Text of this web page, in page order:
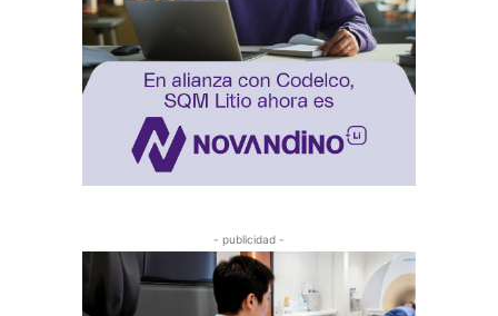
- publicidad -